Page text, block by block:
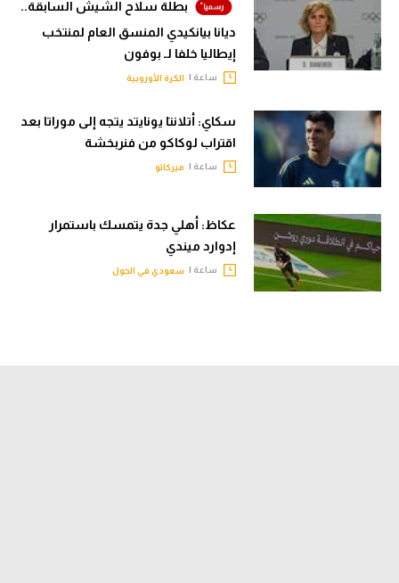
بطلة سلاح الشيش السابقة..
ديانا بيانكيدي المنسق العام لمنتخب
إيطاليا خلفا لـ بوفون
ساعة | الكرة الأوروبية
سكاي: أتلانتا يونايتد يتجه إلى موراتا بعد
اقتراب لوكاكو من فنربخشة
ساعة | ميركاتو
عكاظ: أهلي جدة يتمسك باستمرار
إدوارد ميندي
ساعة | سعودي في الجول